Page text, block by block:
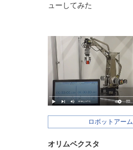
ューしてみた
ロボットアーム
オリムベクスタ